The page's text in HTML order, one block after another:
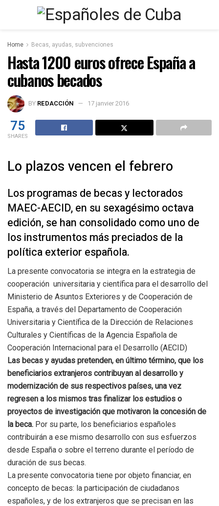
Home Becas, ayudas, subvenciones
Hasta 1200 euros ofrece España a
cubanos becados
BY REDACCIÓN 17 janvier 2016
75
SHARES
Lo plazos vencen el febrero
Los programas de becas y lectorados
MAEC-AECID, en su sexagésimo octava
edición, se han consolidado como uno de
los instrumentos más preciados de la
política exterior española.
La presente convocatoria se integra en la estrategia de
cooperación universitaria y científica para el desarrollo del
Ministerio de Asuntos Exteriores y de Cooperación de
España, a través del Departamento de Cooperación
Universitaria y Científica de la Dirección de Relaciones
Culturales y Científicas de la Agencia Española de
Cooperación Internacional para el Desarrollo (AECID)
Las becas y ayudas pretenden, en último término, que los
beneficiarios extranjeros contribuyan al desarrollo y
modernización de sus respectivos países, una vez
regresen a los mismos tras finalizar los estudios o
proyectos de investigación que motivaron la concesión de
la beca. Por su parte, los beneficiarios españoles
contribuirán a ese mismo desarrollo con sus esfuerzos
desde España o sobre el terreno durante el período de
duración de sus becas.
La presente convocatoria tiene por objeto financiar, en
concepto de becas: la participación de ciudadanos
españoles, y de los extranjeros que se precisan en las